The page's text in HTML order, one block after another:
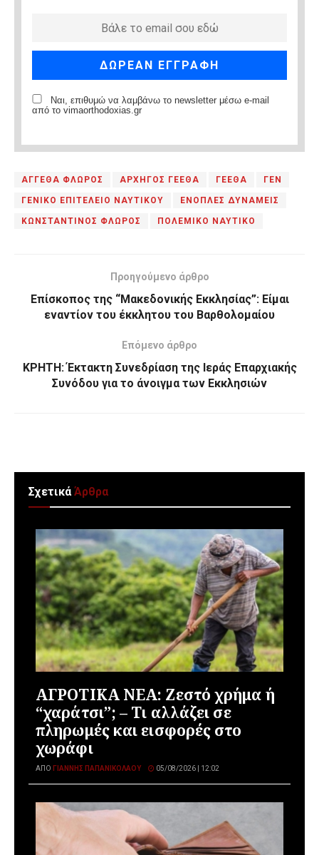
Ναι, επιθυμώ να λαμβάνω το newsletter μέσω e-mail
από το vimaorthodoxias.gr
ΑΓΓΕΘΑ ΦΛΩΡΟΣ ΑΡΧΗΓΟΣ ΓΕΕΘΑ ΓΕΕΘΑ ΓΕΝ
ΓΕΝΙΚΟ ΕΠΙΤΕΛΕΙΟ ΝΑΥΤΙΚΟΥ ΕΝΟΠΛΕΣ ΔΥΝΑΜΕΙΣ
ΚΩΝΣΤΑΝΤΙΝΟΣ ΦΛΩΡΟΣ ΠΟΛΕΜΙΚΟ ΝΑΥΤΙΚΟ
Προηγούμενο άρθρο
Επίσκοπος της “Μακεδονικής Εκκλησίας”: Είμαι
εναντίον του έκκλητου του Βαρθολομαίου
Επόμενο άρθρο
ΚΡΗΤΗ: Έκτακτη Συνεδρίαση της Ιεράς Επαρχιακής
Συνόδου για το άνοιγμα των Εκκλησιών
ΣχετικάΆρθρα
ΑΓΡΟΤΙΚΑ ΝΕΑ: Ζεστό χρήμα ή
“χαράτσι”; – Τι αλλάζει σε
πληρωμές και εισφορές στο
χωράφι
ΑΠΌ ΓΙΆΝΝΗΣ ΠΑΠΑΝΙΚΟΛΆΟΥ 05/08/2026 | 12:02